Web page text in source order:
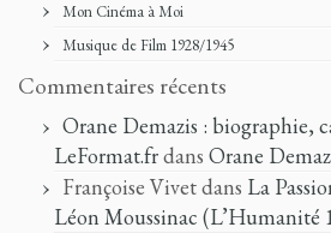
Mon Cinéma à Moi
Musique de Film 1928/1945
Commentaires récents
Orane Demazis : biographie,
LeFormat.frdans Orane
Françoise Vivetdans La
Léon Moussinac (L’Humanité